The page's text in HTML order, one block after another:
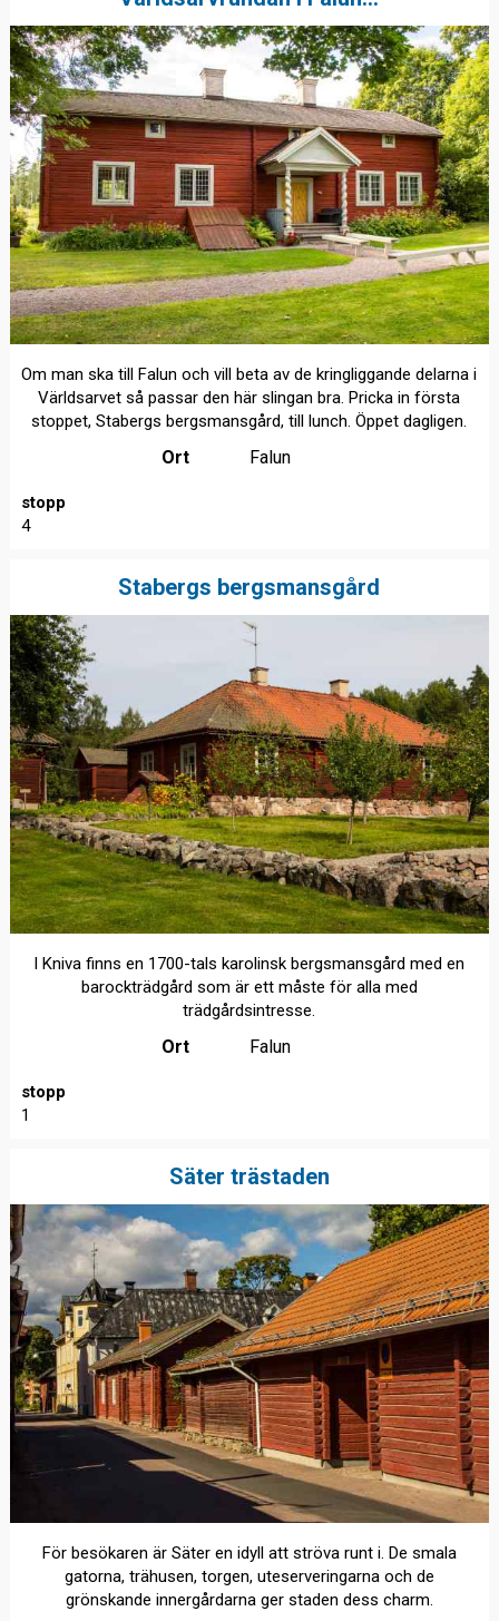
Om man ska till Falun och vill beta av de kringliggande delarna i
Världsarvet så passar den här slingan bra. Pricka in första
stoppet, Stabergs bergsmansgård, till lunch. Öppet dagligen.
Ort Falun
stopp
4
Stabergs bergsmansgård
I Kniva finns en 1700-tals karolinsk bergsmansgård med en
barockträdgård som är ett måste för alla med
trädgårdsintresse.
Ort Falun
stopp
1
Säter trästaden
För besökaren är Säter en idyll att ströva runt i. De smala
gatorna, trähusen, torgen, uteserveringarna och de
grönskande innergårdarna ger staden dess charm.